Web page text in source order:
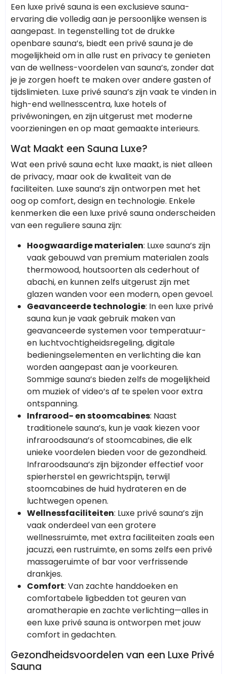
Een luxe privé sauna is een exclusieve sauna-
ervaring die volledig aan je persoonlijke wensen is
aangepast. In tegenstelling tot de drukke
openbare sauna’s, biedt een privé sauna je de
mogelijkheid om in alle rust en privacy te genieten
van de wellness-voordelen van sauna’s, zonder dat
je je zorgen hoeft te maken over andere gasten of
tijdslimieten. Luxe privé sauna’s zijn vaak te vinden in
high-end wellnesscentra, luxe hotels of
privéwoningen, en zijn uitgerust met moderne
voorzieningen en op maat gemaakte interieurs.
Wat Maakt een Sauna Luxe?
Wat een privé sauna echt luxe maakt, is niet alleen
de privacy, maar ook de kwaliteit van de
faciliteiten. Luxe sauna’s zijn ontworpen met het
oog op comfort, design en technologie. Enkele
kenmerken die een luxe privé sauna onderscheiden
van een reguliere sauna zijn:
Hoogwaardige materialen: Luxe sauna’s zijn
vaak gebouwd van premium materialen zoals
thermowood, houtsoorten als cederhout of
abachi, en kunnen zelfs uitgerust zijn met
glazen wanden voor een modern, open gevoel.
Geavanceerde technologie: In een luxe privé
sauna kun je vaak gebruik maken van
geavanceerde systemen voor temperatuur-
en luchtvochtigheidsregeling, digitale
bedieningselementen en verlichting die kan
worden aangepast aan je voorkeuren.
Sommige sauna’s bieden zelfs de mogelijkheid
om muziek of video’s af te spelen voor extra
ontspanning.
Infrarood- en stoomcabines: Naast
traditionele sauna’s, kun je vaak kiezen voor
infraroodsauna’s of stoomcabines, die elk
unieke voordelen bieden voor de gezondheid.
Infraroodsauna’s zijn bijzonder effectief voor
spierherstel en gewrichtspijn, terwijl
stoomcabines de huid hydrateren en de
luchtwegen openen.
Wellnessfaciliteiten: Luxe privé sauna’s zijn
vaak onderdeel van een grotere
wellnessruimte, met extra faciliteiten zoals een
jacuzzi, een rustruimte, en soms zelfs een privé
massageruimte of bar voor verfrissende
drankjes.
Comfort: Van zachte handdoeken en
comfortabele ligbedden tot geuren van
aromatherapie en zachte verlichting—alles in
een luxe privé sauna is ontworpen met jouw
comfort in gedachten.
Gezondheidsvoordelen van een Luxe Privé
Sauna